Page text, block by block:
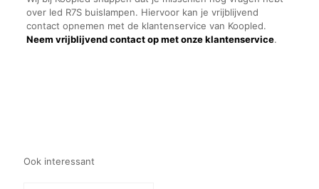
over led R7S buislampen. Hiervoor kan je vrijblijvend
contact opnemen met de klantenservice van Koopled.
Neem vrijblijvend contact op met onze klantenservice.
Ook interessant